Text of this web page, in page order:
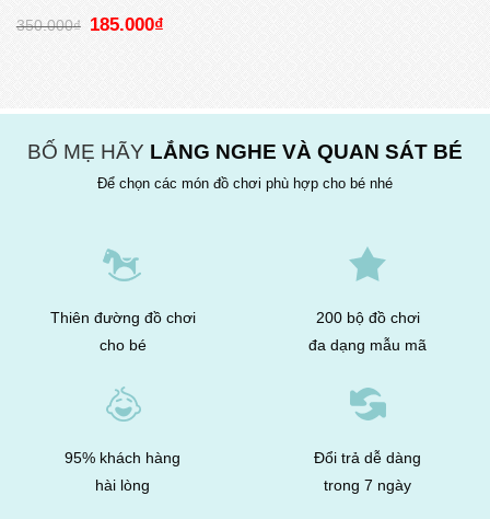
350.000₫
Giá
gốc
185.000₫Giá
hiện
BỐ MẸ HÃY LẮNG NGHE VÀ QUAN SÁT BÉ
Để chọn các món đồ chơi phù hợp cho bé nhé
Thiên đường đồ chơi
cho bé
200 bộ đồ chơi
đa dạng mẫu mã
95% khách hàng
hài lòng
Đổi trả dễ dàng
trong 7 ngày